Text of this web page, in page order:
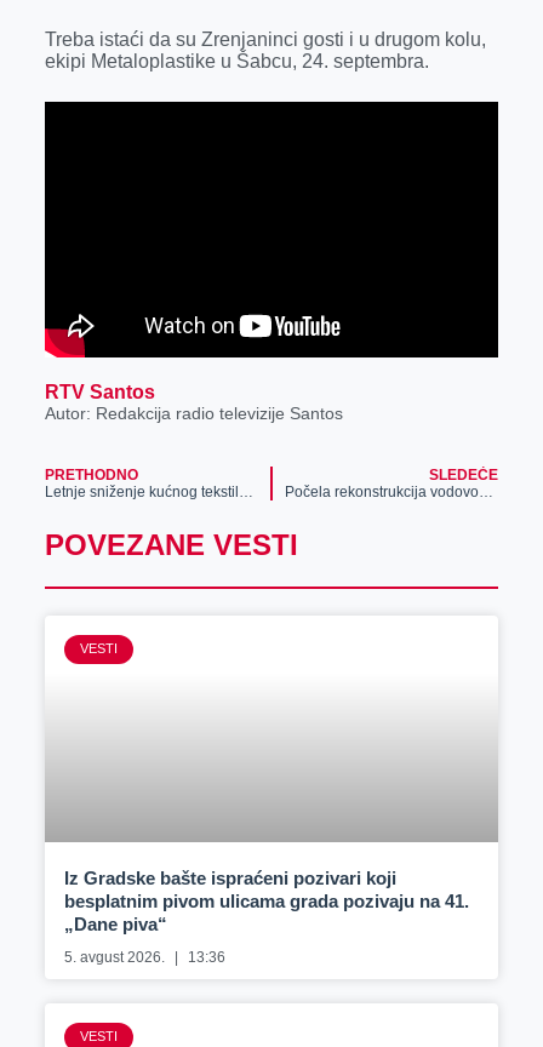
Treba istaći da su Zrenjaninci gosti i u drugom kolu,
ekipi Metaloplastike u Šabcu, 24. septembra.
RTV Santos
Autor: Redakcija radio televizije Santos
PRETHODNO
SLEDEĆE
Počela rekonstrukcija vodovodne mreže u delu naselja Šumica
POVEZANE VESTI
VESTI
Iz Gradske bašte ispraćeni pozivari koji
besplatnim pivom ulicama grada pozivaju na 41.
„Dane piva“
5. avgust 2026. 13:36
VESTI